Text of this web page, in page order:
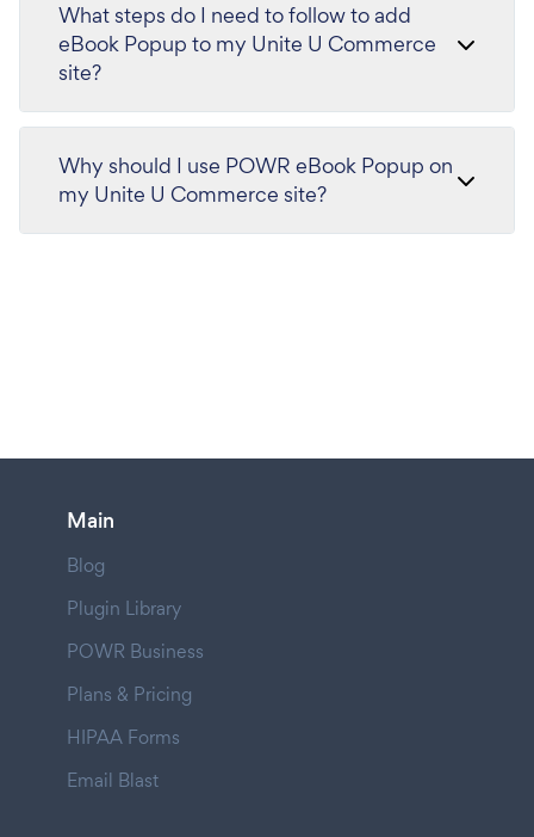
What steps do I need to follow to add
eBook Popup to my Unite U Commerce
site?
Why should I use POWR eBook Popup on
my Unite U Commerce site?
Main
Blog
Plugin Library
POWR Business
Plans & Pricing
HIPAA Forms
Email Blast